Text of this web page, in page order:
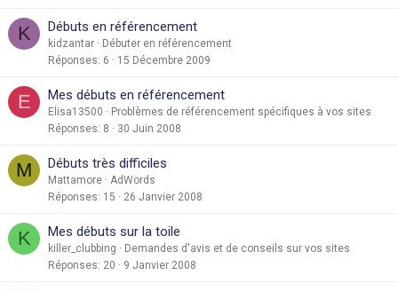
K Débuts en référencement
kidzantar
Débuter en référencement
Réponses 6 15 Décembre 2009
E Mes débuts en référencement
Elisa13500
Problèmes de référencement spécifiques à vos sites
Réponses 8 30 Juin 2008
M Débuts très difficiles
Mattamore
AdWords
Réponses 15 26 Janvier 2008
K Mes débuts sur la toile
killer_clubbing
Demandes d'avis et de conseils sur vos sites
Réponses 20 9 Janvier 2008